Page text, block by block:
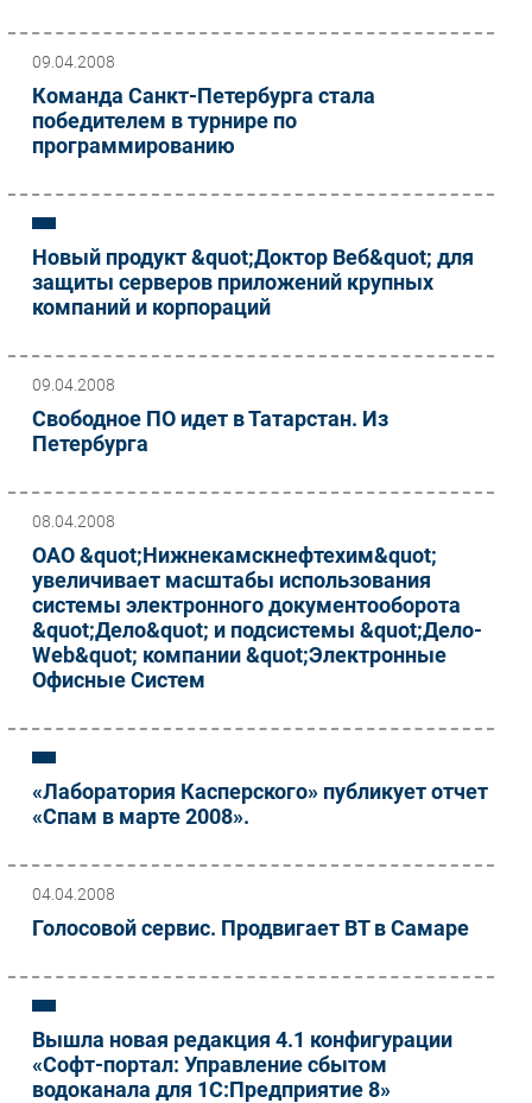
IT класс
Тестовый стенд
09.04.2008
Команда Санкт-Петербурга стала
победителем в турнире по
программированию
Новый продукт &quot;Доктор Веб&quot; для
защиты серверов приложений крупных
компаний и корпораций
09.04.2008
Свободное ПО идет в Татарстан. Из
Петербурга
08.04.2008
ОАО &quot;Нижнекамскнефтехим&quot;
увеличивает масштабы использования
системы электронного документооборота
&quot;Дело&quot; и подсистемы &quot;Дело-
Web&quot; компании &quot;Электронные
Офисные Систем
«Лаборатория Касперского» публикует отчет
«Спам в марте 2008».
04.04.2008
Голосовой сервис. Продвигает ВТ в Самаре
Вышла новая редакция 4.1 конфигурации
«Софт-портал: Управление сбытом
водоканала для 1С:Предприятие 8»